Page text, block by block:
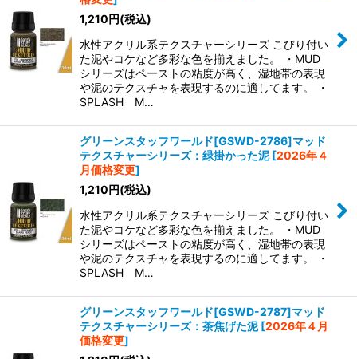
1,210円(税込)
水性アクリル系テクスチャーシリーズ こびり付い
た泥やコケなど多彩な色を揃えました。 ・MUD
シリーズはペーストの粘度が高く、湿地帯の表現
や泥のテクスチャを表現するのに適してます。 ・
SPLASH M…
グリーンスタッフワールド[GSWD-2786]マッド
テクスチャーシリーズ：緑掛かった泥 [2026年４
月価格変更]
1,210円(税込)
水性アクリル系テクスチャーシリーズ こびり付い
た泥やコケなど多彩な色を揃えました。 ・MUD
シリーズはペーストの粘度が高く、湿地帯の表現
や泥のテクスチャを表現するのに適してます。 ・
SPLASH M…
グリーンスタッフワールド[GSWD-2787]マッド
テクスチャーシリーズ：茶焦げた泥 [2026年４月
価格変更]